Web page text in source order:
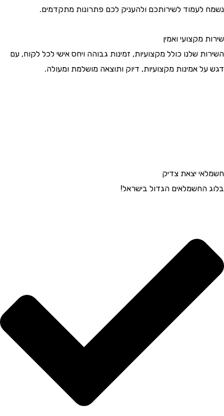
נשמח לעמוד לשירותכם ולהעניק לכם פתרונות מתקדמים.
שירות מקצועי ואמין
השירות שלנו כולל מקצועיות, זמינות גבוהה ויחס אישי לכל לקוח, עם
דגש על אמינות מקצועיות, דיוק ותוצאה מושלמת ומעולה.
חשמלאי יצאת צדיק
בלוג החשמלאים הגדול בישראל!